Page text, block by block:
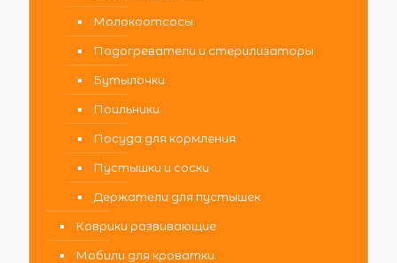
Молокоотсосы
Подогреватели и стерилизаторы
Бутылочки
Поильники
Посуда для кормления
Пустышки и соски
Держатели для пустышек
Коврики развивающие
Мобили для кроватки